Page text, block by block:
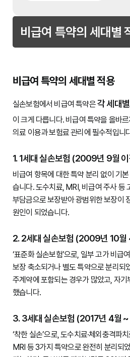
비급여 특약의 세대별
비급여 특약의 세대별 적용
실손보험에서 비급여 특약은 각 세대
이 크게 다릅니다. 비급여 특약을 올바
의료 이용과 보험료 관리에 필수적입니
1. 1세대 실손보험 (2009년 9월
비급여 항목에 대한 특약 분리 없이 기
습니다. 도수치료, MRI, 비급여 주사 등
부담금으로 보장받아 광범위한 보장이
원인이 되었습니다.
2. 2세대 실손보험 (2009년 10
‘표준화 실손보험’으로, 일부 고가 비급
보장 축소되거나 별도 특약으로 분리되
주계약에 포함되는 경우가 많았고, 자
했습니다.
3. 3세대 실손보험 (2017년 4월
‘착한 실손’으로, 도수치료·체외충격파
MRI 등 3가지 특약으로 완전히 분리되